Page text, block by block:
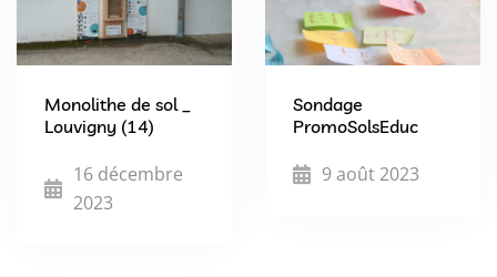
Monolithe de sol _
Louvigny (14)
16 décembre
2023
Sondage
PromoSolsEduc
9 août 2023